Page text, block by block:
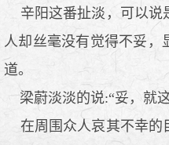
辛阳这番扯淡，可以说
人却丝毫没有觉得不妥，
道。
梁蔚淡淡的说:“妥，就
在周围众人哀其不幸的